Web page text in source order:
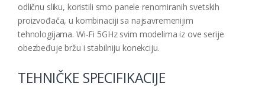
odličnu sliku, koristili smo panele renomiranih svetskih
proizvođača, u kombinaciji sa najsavremenijim
tehnologijama. Wi-Fi 5GHz svim modelima iz ove serije
obezbeđuje bržu i stabilniju konekciju.
TEHNIČKE SPECIFIKACIJE